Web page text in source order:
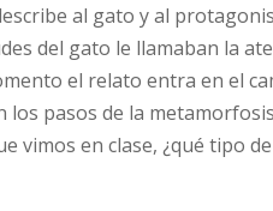
al gato y al
del gato le llamaban la
el relato entra en el
los pasos de la
vimos en clase, ¿qué tipo